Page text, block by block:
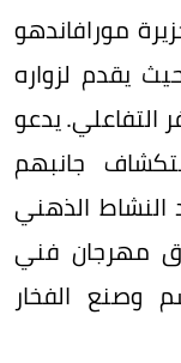
مورافاندهو
يقدم لزواره
التفاعلي. يدعو
جانبهم
النشاط الذهني
مهرجان فني
وصنع الفخار